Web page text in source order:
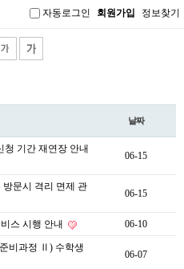
자동로그인 회원가입 정보찾기
날짜
청 기간 재연장 안내
06-15
문시 격리 면제 관
06-15
스 시행 안내 06-10
비과정 Ⅱ) 수학생
06-07